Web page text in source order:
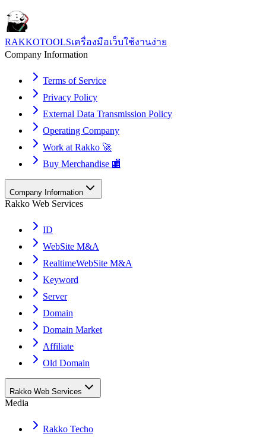
RAKKOTOOLSเครื่องมือเว็บใช้งานง่าย
Company Information
Terms of Service
Privacy Policy
External Data Transmission Policy
Operating Company
Work at Rakko 🚀
Buy Merchandise 🏬
Company Information
Rakko Web Services
ID
WebSite M&A
RealtimeWebSite M&A
Keyword
Server
Domain
Domain Market
Affiliate
Old Domain
Rakko Web Services
Media
Rakko Techo